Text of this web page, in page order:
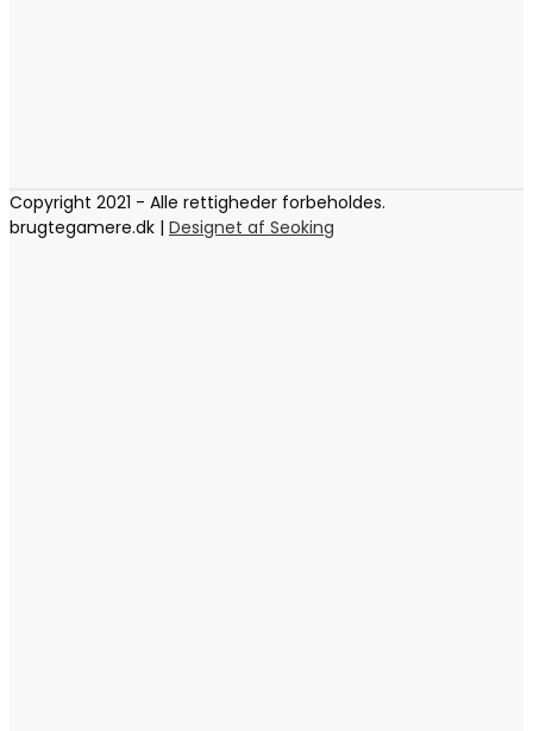
Copyright 2021 - Alle rettigheder forbeholdes.
brugtegamere.dk | Designet af Seoking